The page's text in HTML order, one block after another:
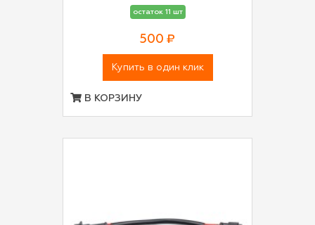
остаток 11 шт
500 ₽
Купить в один клик
В КОРЗИНУ